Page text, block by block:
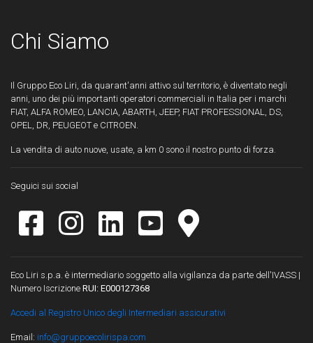
Chi Siamo
Il Gruppo Eco Liri, da quarant'anni attivo sul territorio, è diventato negli
anni, uno dei più importanti operatori commerciali in Italia per i marchi
FIAT, ALFA ROMEO, LANCIA, ABARTH, JEEP, FIAT PROFESSIONAL, DS,
OPEL, DR, PEUGEOT e CITROEN.
La vendita di auto nuove, usate, a km 0 sono il nostro punto di forza.
Seguici sui social
Eco Liri s.p.a. è intermediario soggetto alla vigilanza da parte dell'IVASS |
Numero Iscrizione RUI: E000127368
Accedi al Registro Unico degli Intermediari assicurativi
Email: info@gruppoecolirispa.com